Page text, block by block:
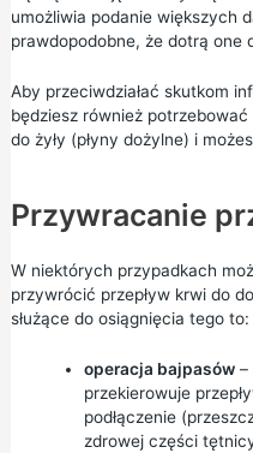
umożliwia podanie większych
prawdopodobne, że dotrą one
Aby przeciwdziałać skutkom
będziesz również potrzebować
do żyły (płyny dożylne) i
Przywracanie
W niektórych przypadkach
przywrócić przepływ krwi do
służące do osiągnięcia tego to:
operacja bajpasów–
przekierowuje
podłączenie
zdrowej części